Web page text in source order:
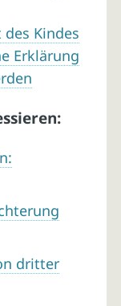
Kindes
Erklärung
dritter